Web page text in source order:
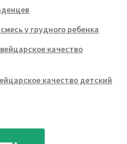
у грудного ребенка
качество
качество детский